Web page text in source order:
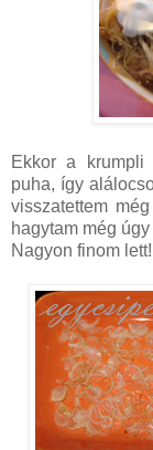
Ekkor a krumpli
puha, így
visszatettem
hagytam még
Nagyon finom